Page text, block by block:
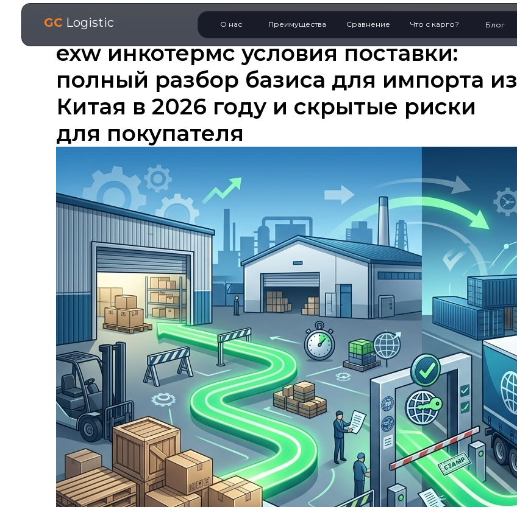
GC Logistic О нас Преимущества Сравнение Что с карго? Блог
exw инкотермс условия поставки:
полный разбор базиса для импорта из
Китая в 2026 году и скрытые риски
для покупателя